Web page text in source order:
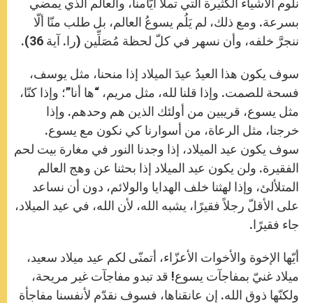
بسرعة. ومع ذلك، لم يَلُم يسوعُ العالم، بل طلب منّا ألّا
ننجرَّ خلفه، وأن نسهر في كلّ لحظة مُصَلِّين (را. آية 36).
سوف يكون هذا العيدُ عيدَ الميلاد إذا منحنا، مثل يوسف،
فسحة للصمت. وإذا قلنا لله، مثل مريم، “ها أنا”؛ وإذا كنّا،
مثل يسوع، قريبين من أولئك الذين هم وحدهم. وإذا
خرجنا، مثل الرعاة، من أسوارنا كي نكون مع يسوع.
سوف يكون عيد الميلاد، إذا وجدنا النور في مغارة بيت لحم
الفقيرة. ولن يكون عيد الميلاد إذا بحثنا عن وهج العالم
المتلألئ، وإذا لهثنا خلف الهدايا والولائم، دون أن نساعد
على الأقلّ رجلاً فقيرًا، يشبه الله، لأن الله، في عيد الميلاد،
جاء فقيرًا.
أيّها الإخوة والأخوات الأعزّاء، أتمنّى لكم عيد ميلاد سعيد،
ميلاد غنيّ بمفاجآت يسوع! قد تبدو مفاجآت غير مريحة،
ولكنّها ذوق الله. إن عانقناها، فسوف نقدّم لأنفسنا مفاجأة